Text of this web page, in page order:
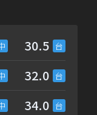
30.5
32.0
34.0